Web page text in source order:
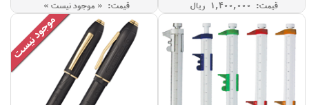
قیمت: 1,400,000 ريال قیمت: « موجود نیست »